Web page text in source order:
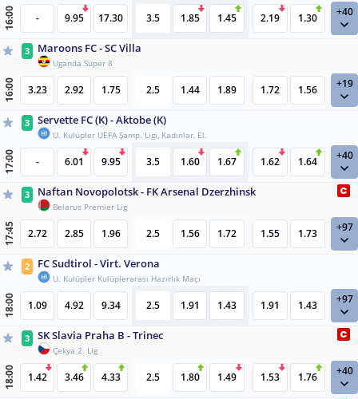
16:00 - 9.95 17.30 3.5 1.85 1.45 2.19 1.30 +40
3 Maroons FC - SC Villa
Uganda Süper 8
16:00 3.23 2.92 1.75 2.5 1.44 1.89 1.72 1.56 +19
3 Servette FC (K) - Aktobe (K)
U. Kulüpler UEFA Şamp. Ligi, Kadınlar, El.
17:00 - 6.01 9.95 3.5 1.60 1.67 1.62 1.64 +40
3 Naftan Novopolotsk - FK Arsenal Dzerzhinsk
Belarus Premier Lig
17:45 2.72 2.85 1.96 2.5 1.56 1.72 1.55 1.73 +97
2 FC Sudtirol - Virt. Verona
U. Kulüpler Kulüplerarası Hazırlık Maçı
18:00 1.09 4.92 9.34 2.5 1.91 1.43 1.91 1.43 +97
3 SK Slavia Praha B - Trinec
Çekya 2. Lig
18:00 1.42 3.46 4.33 2.5 1.80 1.49 1.53 1.76 +40